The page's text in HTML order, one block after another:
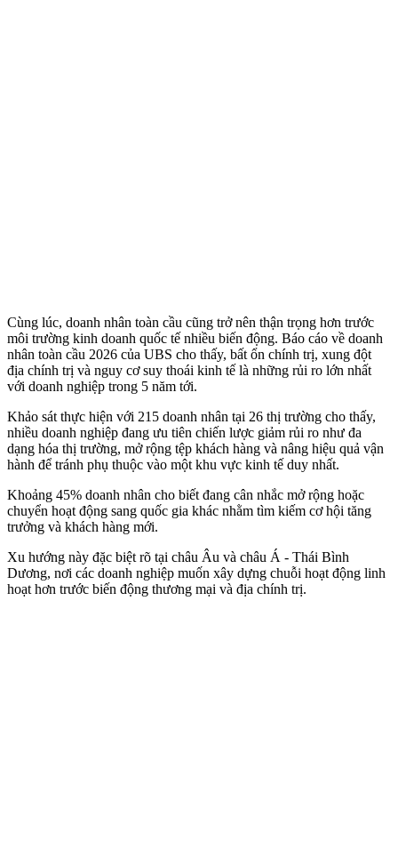
Cùng lúc, doanh nhân toàn cầu cũng trở nên thận trọng hơn trước
môi trường kinh doanh quốc tế nhiều biến động. Báo cáo về doanh
nhân toàn cầu 2026 của UBS cho thấy, bất ổn chính trị, xung đột
địa chính trị và nguy cơ suy thoái kinh tế là những rủi ro lớn nhất
với doanh nghiệp trong 5 năm tới.
Khảo sát thực hiện với 215 doanh nhân tại 26 thị trường cho thấy,
nhiều doanh nghiệp đang ưu tiên chiến lược giảm rủi ro như đa
dạng hóa thị trường, mở rộng tệp khách hàng và nâng hiệu quả vận
hành để tránh phụ thuộc vào một khu vực kinh tế duy nhất.
Khoảng 45% doanh nhân cho biết đang cân nhắc mở rộng hoặc
chuyển hoạt động sang quốc gia khác nhằm tìm kiếm cơ hội tăng
trưởng và khách hàng mới.
Xu hướng này đặc biệt rõ tại châu Âu và châu Á - Thái Bình
Dương, nơi các doanh nghiệp muốn xây dựng chuỗi hoạt động linh
hoạt hơn trước biến động thương mại và địa chính trị.